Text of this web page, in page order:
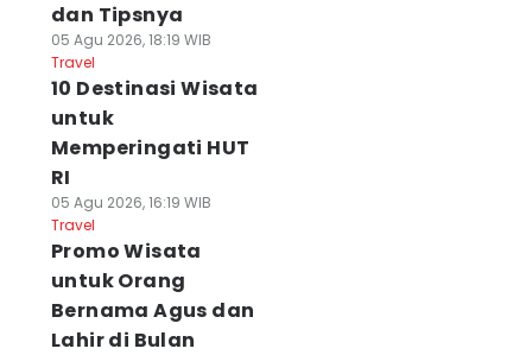
dan Tipsnya
05 Agu 2026, 18:19 WIB
Travel
10 Destinasi Wisata
untuk
Memperingati HUT
RI
05 Agu 2026, 16:19 WIB
Travel
Promo Wisata
untuk Orang
Bernama Agus dan
Lahir di Bulan